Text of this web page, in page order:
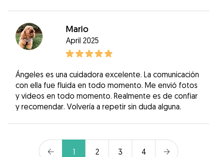
Mario
April 2025
Ángeles es una cuidadora excelente. La comunicación
con ella fue fluida en todo momento. Me envió fotos
y videos en todo momento. Realmente es de confiar
y recomendar. Volvería a repetir sin duda alguna.
1 2 3 4